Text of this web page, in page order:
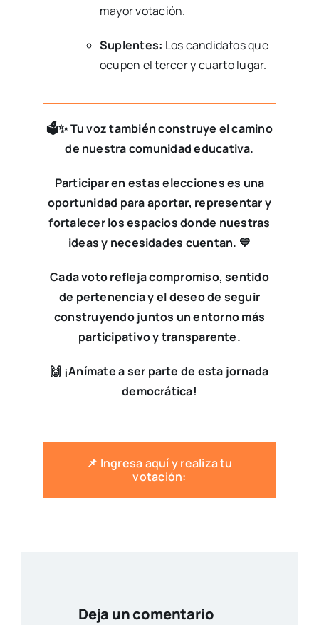
mayor votación.
Suplentes: Los candidatos que
ocupen el tercer y cuarto lugar.
🗳️✨ Tu voz también construye el camino
de nuestra comunidad educativa.
Participar en estas elecciones es una
oportunidad para aportar, representar y
fortalecer los espacios donde nuestras
ideas y necesidades cuentan. 💙
Cada voto refleja compromiso, sentido
de pertenencia y el deseo de seguir
construyendo juntos un entorno más
participativo y transparente.
🙌 ¡Anímate a ser parte de esta jornada
democrática!
📌 Ingresa aquí y realiza tu
votación:
Deja un comentario